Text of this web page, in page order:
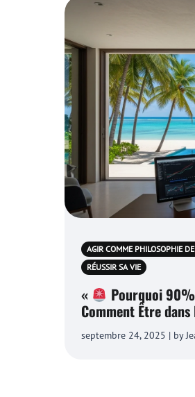
AGIR COMME PHILOSOPHIE
RÉUSSIR SA VIE
«
Pourquoi
Comment Être
septembre 24, 2025 | by